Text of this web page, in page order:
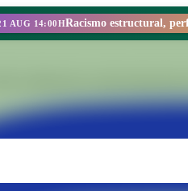
AUG 14:00H
zelfbeheerde onderneming